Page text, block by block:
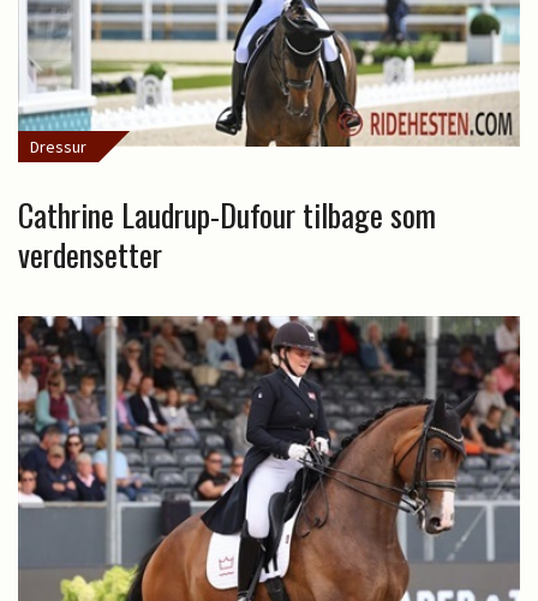
Dressur
Cathrine Laudrup-Dufour tilbage som
verdensetter